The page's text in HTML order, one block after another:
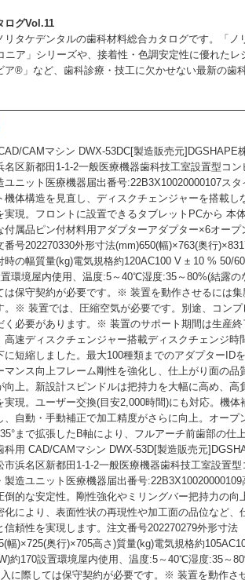
ログVol.11
リタケデンタルの歯科材料総合カタログです。「
ニア」シリーズや、接着性・色調安定性に優れたレ
ア®︎」など、歯科診療・技工に欠かせない最新の歯
CAMマシン DWX-53DC[製造販売元]DGSHAPE
名区新都田1-1-2一般医療機器歯科技工室設置型コ
ユニット医療機器届出番号:22B3X10020000107ス
機体構造を見直し、ディスクチェンジャーを搭載し
実現。フロントに設置できるタブレットPCから 本
付属品ピン付材料用アダプターアダプター×6オープ
番号202270330外形寸法(mm)650(幅)×763(奥行
時の幅質量(kg)電気規格約120AC100 V ± 10 % 50/
環境屋内使用、温度:5～40℃湿度:35～80%(結露
は保守契約が必要です。※ 装置を動作させるには集
。※ 装置では、圧縮空気が必要です。別途、コン
く必要があります。※ 装置のサポート期間は生産終
高速ディスクチェンジャー搭載ディスクチェンジ時
に短縮しました。最大100種類までのアダプターID
マンス向上フレーム剛性を強化し、仕上がり面の品
向上。新設計スピンドルは把持力を大幅に高め、高
実現。ユーザー交換(目安2,000時間)にも対応。機体
、自動・手動補正で加工精度がさらに向上。オープ
まで拡張したB軸により、フルアーチ前歯部の仕
科用 CAD/CAMマシン DWX-53D[製造販売元
市浜名区新都田1-1-2一般医療機器歯科技工室設置
製造ユニット医療機器届出番号
倒的な安定性。剛性強化やミリングバー把持力の向
化により、表面性状の再現性や加工面の品位など、
信頼性を実現します。注文番号202270279外形寸法
幅)×725(奥行)×705高さ)質量(kg)電気規格約
約170設置環境屋内使用、温度:5～40℃湿度:35～
に際しては保守契約が必要です。※ 装置を動作さ